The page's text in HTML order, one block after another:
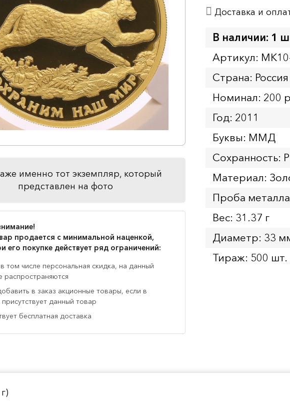
именно тот экземпляр, который
представлен на фото
продается с минимальной наценкой,
его покупке действует ряд ограничений:
том числе персональная скидка, на данный
распространяются
в заказ акционные товары, если в
данный товар
бесплатная доставка
Доставка и
В наличии: 1
Артикул:
Страна: Россия
Номинал: 200
Год: 2011
Буквы: ММД
Сохранность:
Материал:
Проба
Вес: 31.37 г
Диаметр: 33
Тираж: 500 шт.